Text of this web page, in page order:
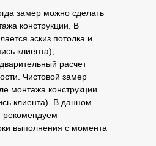
замер можно сделать
конструкции. В
эскиз потолка и
клиента),
расчет
Чистовой замер
монтажа конструкции
клиента). В данном
рекомендуем
выполнения с момента